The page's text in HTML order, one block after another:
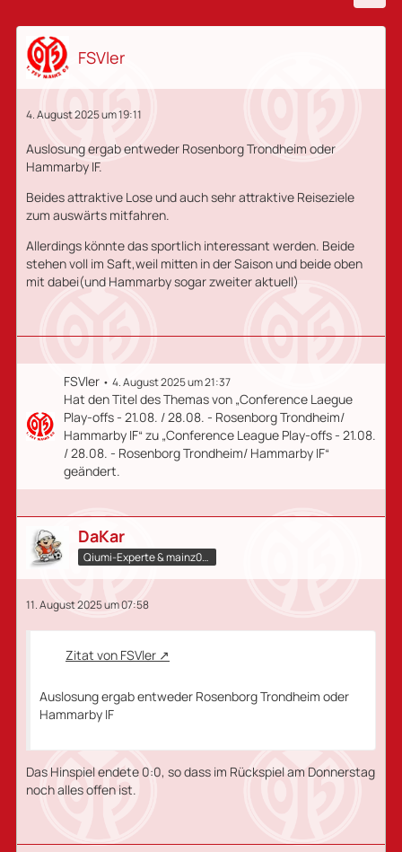
FSVler
4. August 2025 um 19:11
Auslosung ergab entweder Rosenborg Trondheim oder
Hammarby IF.
Beides attraktive Lose und auch sehr attraktive Reiseziele
zum auswärts mitfahren.
Allerdings könnte das sportlich interessant werden. Beide
stehen voll im Saft,weil mitten in der Saison und beide oben
mit dabei(und Hammarby sogar zweiter aktuell)
FSVler 4. August 2025 um 21:37
Hat den Titel des Themas von „Conference Laegue
Play-offs - 21.08. / 28.08. - Rosenborg Trondheim/
Hammarby IF“ zu „Conference League Play-offs - 21.08.
/ 28.08. - Rosenborg Trondheim/ Hammarby IF“
geändert.
DaKar
Qiumi-Experte​ & mainz05.qiumi.de
11. August 2025 um 07:58
Zitat von FSVler
Auslosung ergab entweder Rosenborg Trondheim oder
Hammarby IF
Das Hinspiel endete 0:0, so dass im Rückspiel am Donnerstag
noch alles offen ist.